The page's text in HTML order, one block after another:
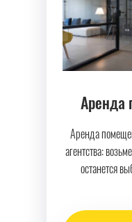
Аренда
Аренда
агентства:
останется